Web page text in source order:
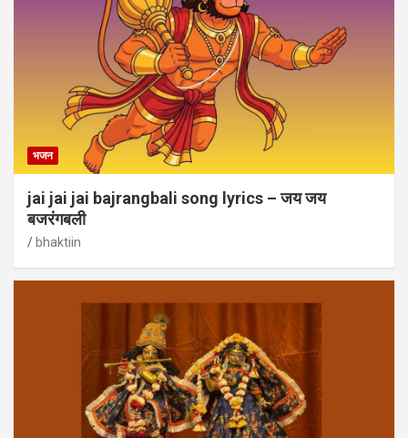
भजन
jai jai jai bajrangbali song lyrics – जय जय
बजरंगबली
bhaktiin